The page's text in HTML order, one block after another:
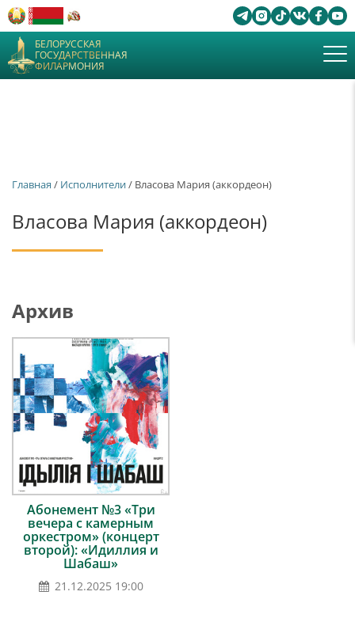
БЕЛОРУССКАЯ
ГОСУДАРСТВЕННАЯ
ФИЛАРМОНИЯ
Главная / Исполнители/ Власова Мария (аккордеон)
Власова Мария (аккордеон)
Архив
Абонемент №3 «Три
вечера с камерным
оркестром» (концерт
второй): «Идиллия и
Шабаш»
21.12.2025 19:00